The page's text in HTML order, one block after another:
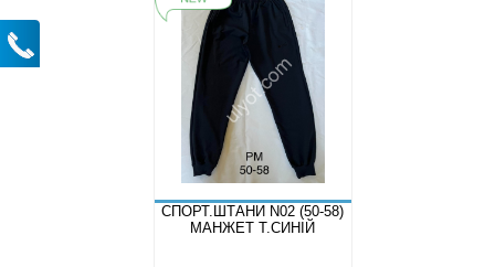
СПОРТ.ШТАНИ N02 (50-58)
МАНЖЕТ Т.СИНІЙ